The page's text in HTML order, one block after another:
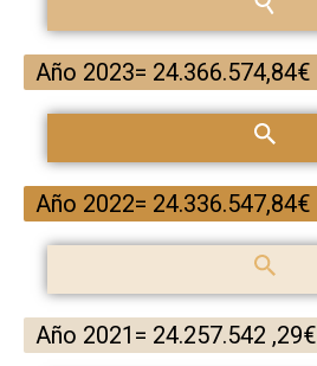
Año 2023= 24.366.574,84€
Año 2022= 24.336.547,84€
Año 2021= 24.257.542 ,29€